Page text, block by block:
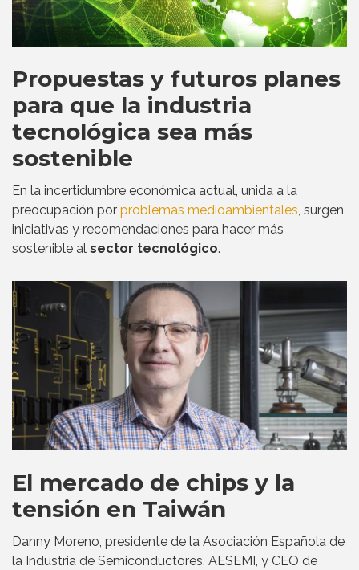
Propuestas y futuros planes
para que la industria
tecnológica sea más
sostenible
En la incertidumbre económica actual, unida a la
preocupación por problemas medioambientales, surgen
iniciativas y recomendaciones para hacer más
sostenible al sector tecnológico.
El mercado de chips y la
tensión en Taiwán
Danny Moreno, presidente de la Asociación Española de
la Industria de Semiconductores, AESEMI, y CEO de